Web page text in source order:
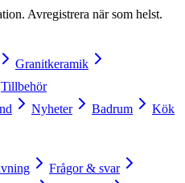
Avregistrera när som helst.
Granitkeramik
Tillbehör
Nyheter Badrum
Kök
Frågor & svar